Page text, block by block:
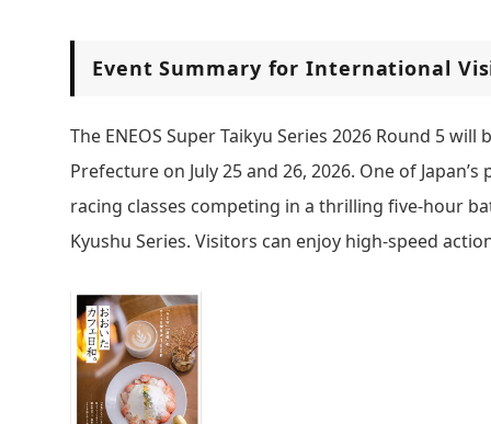
Event Summary for International
The ENEOS Super Taikyu Series 2026 Round 5
Prefecture on July 25 and 26, 2026. One of
racing classes competing in a thrilling five-hour
Kyushu Series. Visitors can enjoy high-speed